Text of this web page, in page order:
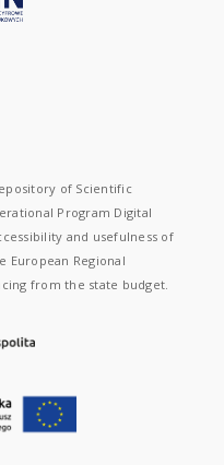
of Scientific
Program Digital
and usefulness of
Regional
from the state budget.